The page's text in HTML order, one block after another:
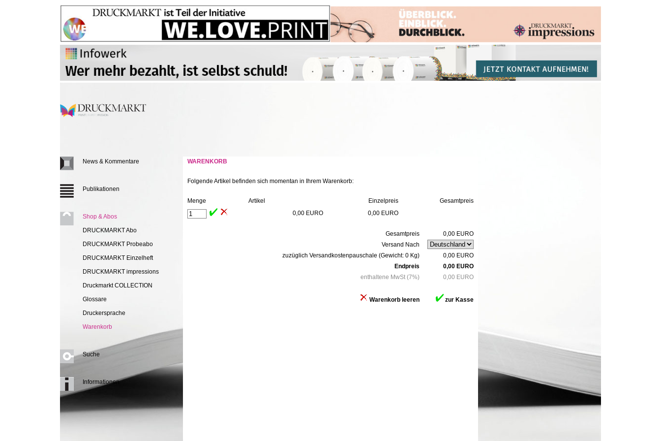
News & Kommentare
Publikationen
Shop & Abos
DRUCKMARKT Abo
DRUCKMARKT Probeabo
DRUCKMARKT Einzelheft
DRUCKMARKT impressions
Druckmarkt COLLECTION
Glossare
Druckersprache
Warenkorb
Suche
Informationen
WARENKORB
Folgende Artikel befinden sich momentan in Ihrem Warenkorb:
Menge Artikel Einzelpreis
Gesamtpreis
0,00 EURO
0,00 EURO
Gesamtpreis
0,00 EURO
Versand Nach
zuzüglich Versandkostenpauschale (Gewicht: 0 Kg)
0,00 EURO
Endpreis
0,00 EURO
enthaltene MwSt (7%)
0,00 EURO
Warenkorb leeren zur Kasse